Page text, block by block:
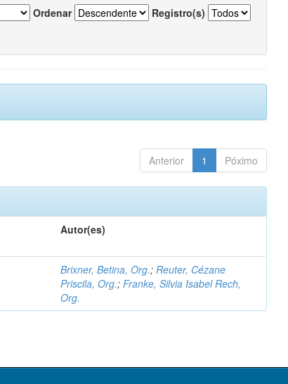
Ordenar Registro(s)
Anterior 1 Póximo
Autor(es)
Brixner, Betina, Org.;Reuter, Cézane
Priscila, Org.;Franke, Silvia Isabel Rech,
Org.